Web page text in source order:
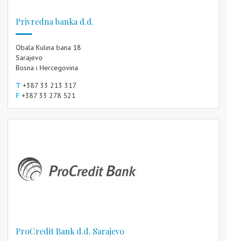
Privredna banka d.d.
Obala Kulina bana 18
Sarajevo
Bosna i Hercegovina
T +387 33 213 317
F +387 33 278 521
ProCredit Bank d.d. Sarajevo